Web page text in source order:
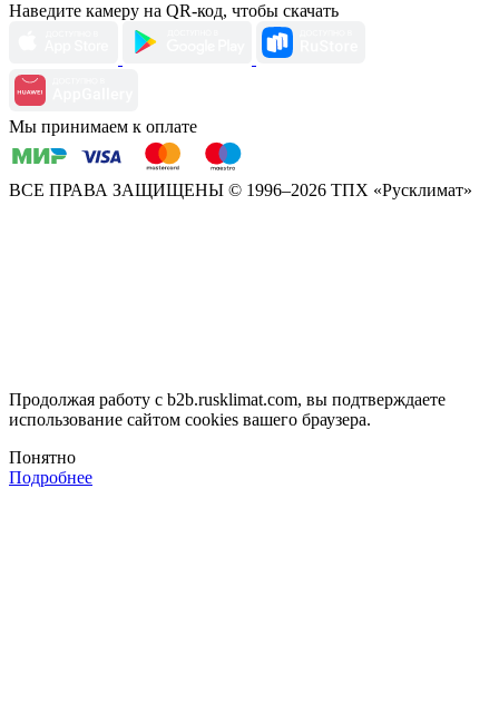
Наведите камеру на QR-код, чтобы скачать
Мы принимаем к оплате
ВСЕ ПРАВА ЗАЩИЩЕНЫ © 1996–2026 ТПХ «Русклимат»
Продолжая работу с b2b.rusklimat.com, вы подтверждаете
использование сайтом cookies вашего браузера.
Понятно
Подробнее